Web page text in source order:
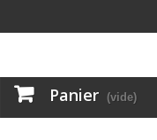
Panier (vide)